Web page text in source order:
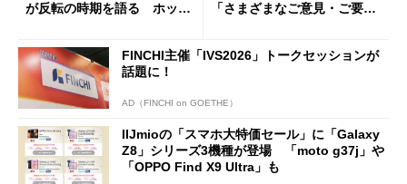
が反転の時期を語る ホッピ
「さまざまなご意見・ご要望
FINCHI主催「IVS2026」トークセッションが
話題に！
AD（FINCHI on GOETHE）
IIJmioの「スマホ大特価セール」に「Galaxy
Z8」シリーズ3機種が登場 「moto g37j」や
「OPPO Find X9 Ultra」も